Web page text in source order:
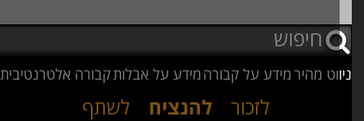
מהירמידע על קבורהמידע על אבלותקבורה אלטרנטיבית
לזכור להנציח לשתף